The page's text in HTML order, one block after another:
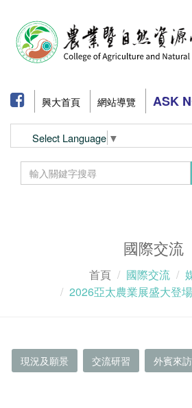
興大首頁 網站導覽 ASK
Select Language ▼
國際交流
首頁 國際交流
2026亞太農業展盛大登
現況及願景 交流研習 外賓來訪